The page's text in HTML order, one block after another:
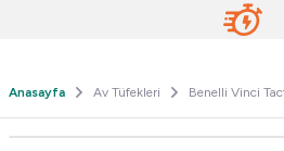
Anasayfa Av Tüfekleri Benelli Vinci